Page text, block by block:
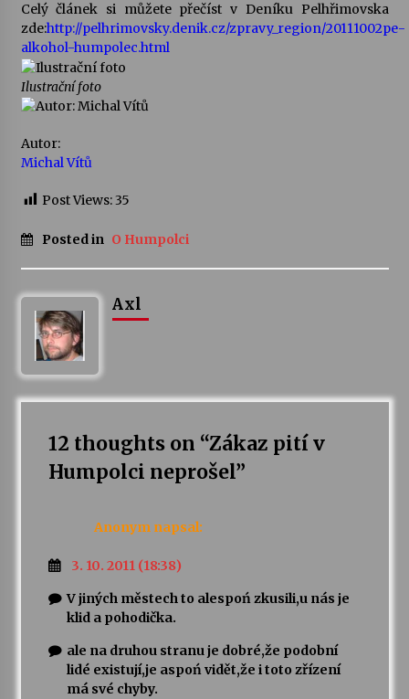
Za kulturou kousek za Humpolec. V Želivě ožije
odkaz Josefa Čapka
13. 7. 2026
Želiv
Celý článek si můžete přečíst v Deníku Pelhřimovska
zde:http://pelhrimovsky.denik.cz/zpravy_region/20111002pe-
alkohol-humpolec.html
Ilustrační foto
Autor:
Michal Vítů
Post Views:35
Posted in O Humpolci
Axl
12 thoughts on “Zákaz pití v
Humpolci neprošel”
Anonym napsal:
3. 10. 2011 (18:38)
V jiných městech to alespoń zkusili,u nás je
klid a pohodička.
ale na druhou stranu je dobré,že podobní
lidé existují,je aspoń vidět,že i toto zřízení
má své chyby.